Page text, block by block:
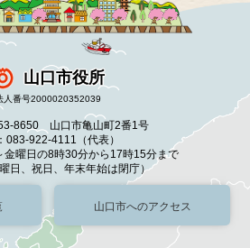
山口市役所
人番号2000020352039
8650 山口市亀山町2番1号
083-922-4111（代表）
金曜日の8時30分から17時15分まで
日、祝日、年末年始は閉庁）
山口市へのアクセス